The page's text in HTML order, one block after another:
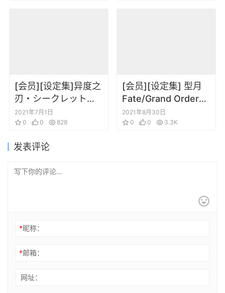
[会员][设定集]异度之
刃・シークレットフ
ァイル モナド・アー
カイブス
2021年7月1日
0
0 828
[会员][设定集] 型月
Fate/Grand Order
Material IX
2021年8月30日
0
0 3.3K
发表评论
*昵称：
*邮箱：
网址：